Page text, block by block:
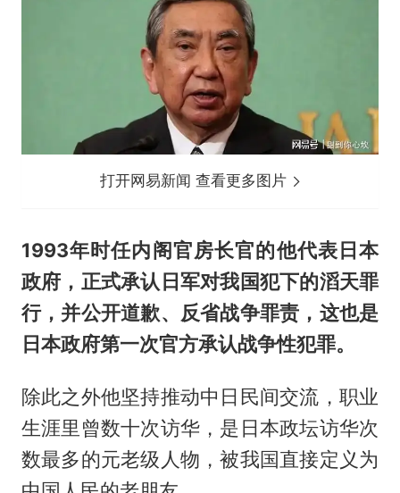
打开网易新闻 查看更多图片
1993年时任内阁官房长官的他代表日本
政府，正式承认日军对我国犯下的滔天罪
行，并公开道歉、反省战争罪责，这也是
日本政府第一次官方承认战争性犯罪。
除此之外他坚持推动中日民间交流，职业
生涯里曾数十次访华，是日本政坛访华次
数最多的元老级人物，被我国直接定义为